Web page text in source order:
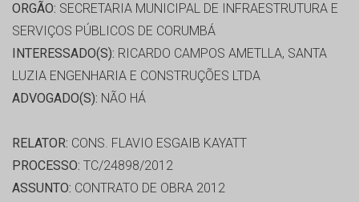
ORGÃO: SECRETARIA MUNICIPAL DE INFRAESTRUTURA E
SERVIÇOS PÚBLICOS DE CORUMBÁ
INTERESSADO(S): RICARDO CAMPOS AMETLLA, SANTA
LUZIA ENGENHARIA E CONSTRUÇÕES LTDA
ADVOGADO(S): NÃO HÁ
RELATOR: CONS. FLAVIO ESGAIB KAYATT
PROCESSO: TC/24898/2012
ASSUNTO: CONTRATO DE OBRA 2012